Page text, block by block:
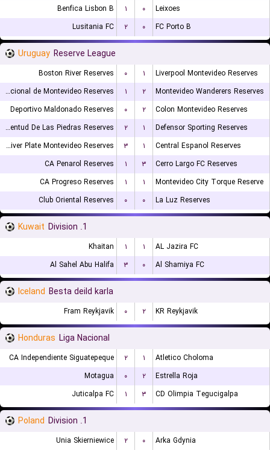
Benfica Lisbon B ۱ ۰
Leixoes
Lusitania FC
۲ ۰ FC Porto B
Uruguay Reserve League
Boston River Reserves ۰ ۱
Liverpool Montevideo Reserves
Nacional de Montevideo Reserves
۱ ۲
Montevideo Wanderers Reserves
Deportivo Maldonado Reserves
۰ ۲
Colon Montevideo Reserves
Juventud De Las Piedras Reserves
۲ ۱
Defensor Sporting Reserves
CA River Plate Montevideo Reserves
۳ ۱
Central Espanol Reserves
CA Penarol Reserves
۱ ۳
Cerro Largo FC Reserves
CA Progreso Reserves
۱ ۱
Montevideo City Torque Reserve
Club Oriental Reserves
۰ ۰ La Luz Reserves
Kuwait 1. Division
Khaitan ۱ ۱
AL Jazira FC
Al Sahel Abu Halifa
۳ ۰ Al Shamiya FC
Iceland Besta deild karla
Fram Reykjavik ۰ ۲ KR Reykjavik
Honduras Liga Nacional
CA Independiente Siguatepeque ۲ ۱
Atletico Choloma
Motagua
۰ ۲
Estrella Roja
Juticalpa FC
۱ ۳ CD Olimpia Tegucigalpa
Poland 1. Division
Unia Skierniewice ۲ ۰ Arka Gdynia